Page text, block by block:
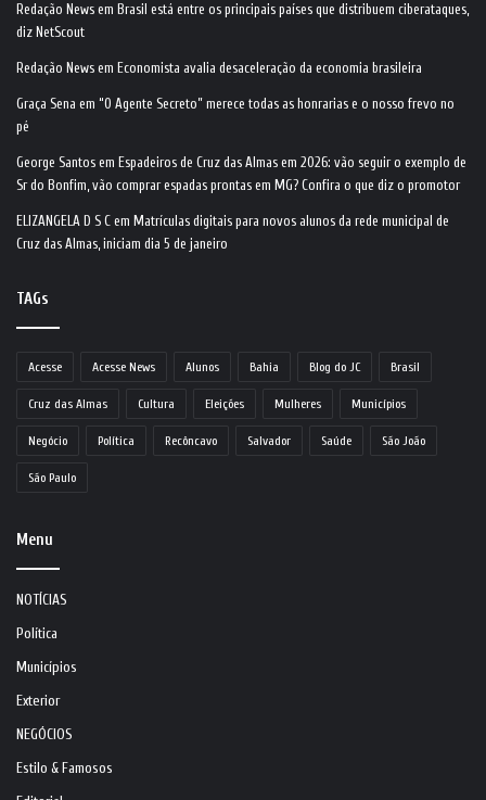
Redação News em Brasil está entre os principais países que distribuem ciberataques,
diz NetScout
Redação News em Economista avalia desaceleração da economia brasileira
Graça Sena em “O Agente Secreto” merece todas as honrarias e o nosso frevo no
pé
George Santos em Espadeiros de Cruz das Almas em 2026: vão seguir o exemplo de
Sr do Bonfim, vão comprar espadas prontas em MG? Confira o que diz o promotor
ELIZANGELA D S C em Matrículas digitais para novos alunos da rede municipal de
Cruz das Almas, iniciam dia 5 de janeiro
TAGs
Acesse Acesse News Alunos Bahia Blog do JC Brasil
Cruz das Almas Cultura Eleições Mulheres Municípios
Negócio Política Recôncavo Salvador Saúde São João
São Paulo
Menu
NOTÍCIAS
Política
Municípios
Exterior
NEGÓCIOS
Estilo & Famosos